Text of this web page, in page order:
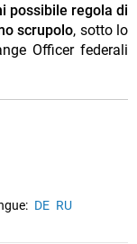
possibile regola di
scrupolo, sotto lo
Officer federali
DE RU